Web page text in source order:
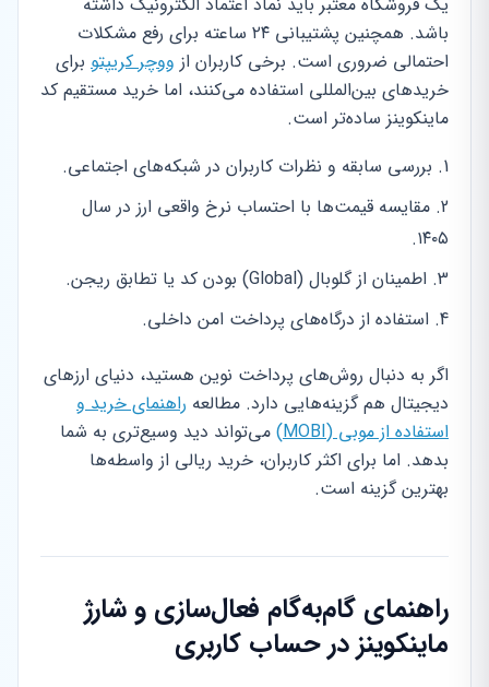
باشد. همچنین پشتیبانی ۲۴ ساعته برای رفع مشکلات
احتمالی ضروری است. برخی کاربران از ووچر کریپتو برای
خریدهای بین‌المللی استفاده می‌کنند، اما خرید مستقیم کد
ماینکوینز ساده‌تر است.
بررسی سابقه و نظرات کاربران در شبکه‌های اجتماعی.
مقایسه قیمت‌ها با احتساب نرخ واقعی ارز در سال
۱۴۰۵.
اطمینان از گلوبال (Global) بودن کد یا تطابق ریجن.
استفاده از درگاه‌های پرداخت امن داخلی.
اگر به دنبال روش‌های پرداخت نوین هستید، دنیای ارزهای
دیجیتال هم گزینه‌هایی دارد. مطالعه راهنمای خرید و
استفاده از موبی (MOBI)
می‌تواند دید وسیع‌تری به شما
بدهد. اما برای اکثر کاربران، خرید ریالی از واسطه‌ها
بهترین گزینه است.
راهنمای گام‌به‌گام فعال‌سازی و شارژ
ماینکوینز در حساب کاربری